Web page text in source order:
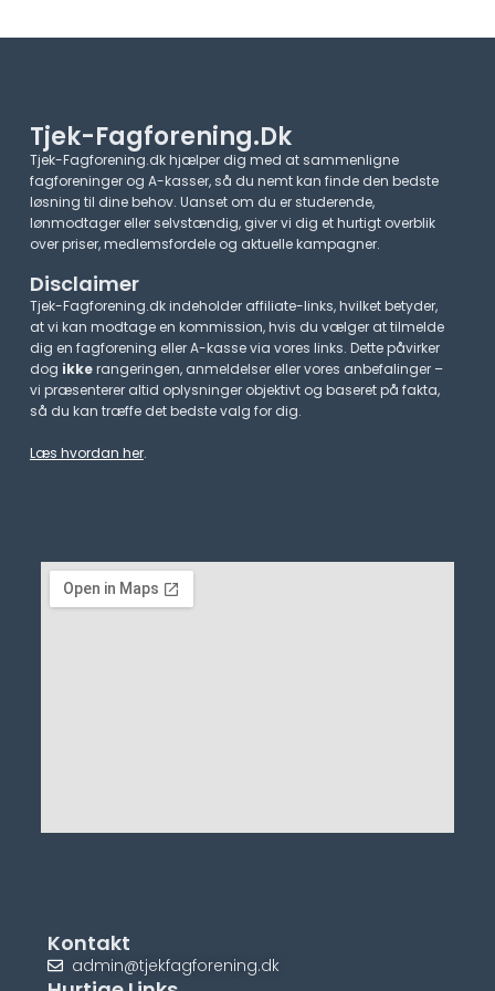
Tjek-Fagforening.dk
Tjek-Fagforening.dk hjælper dig med at sammenligne
fagforeninger og A-kasser, så du nemt kan finde den bedste
løsning til dine behov. Uanset om du er studerende,
lønmodtager eller selvstændig, giver vi dig et hurtigt overblik
over priser, medlemsfordele og aktuelle kampagner.​
Disclaimer
Tjek-Fagforening.dk indeholder affiliate-links, hvilket betyder,
at vi kan modtage en kommission, hvis du vælger at tilmelde
dig en fagforening eller A-kasse via vores links. Dette påvirker
dog ikkerangeringen, anmeldelser eller vores anbefalinger –
vi præsenterer altid oplysninger objektivt og baseret på fakta,
så du kan træffe det bedste valg for dig.
Læs hvordan her.
Kontakt
admin@tjekfagforening.dk